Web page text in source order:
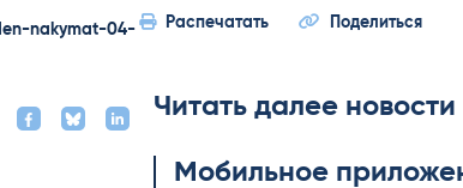
nakymat-04-
Распечатать Поделиться
Читать далее новости
Мобильное